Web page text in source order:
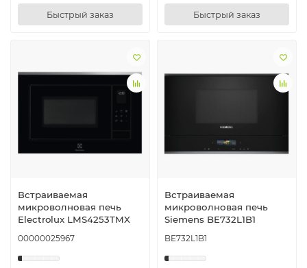
Быстрый заказ Быстрый заказ
Встраиваемая
микроволновая печь
Electrolux LMS4253TMX
00000025967
Встраиваемая
микроволновая печь
Siemens BE732L1B1
BE732L1B1